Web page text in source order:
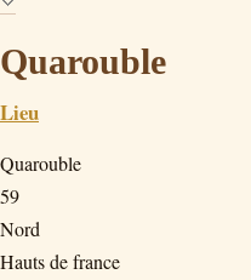
Quarouble
Lieu
Quarouble
59
Nord
Hauts de france